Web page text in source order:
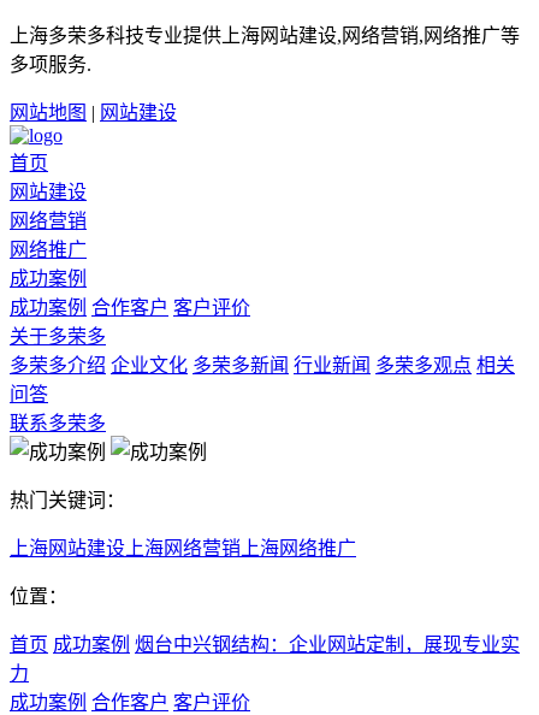
上海多荣多科技专业提供上海网站建设,网络营销,网络推广等
多项服务.
网站地图 | 网站建设
首页
网站建设
网络营销
网络推广
成功案例
成功案例 合作客户 客户评价
关于多荣多
多荣多介绍 企业文化 多荣多新闻 行业新闻 多荣多观点 相关
问答
联系多荣多
热门关键词：
上海网站建设 上海网络营销 上海网络推广
位置：
首页 成功案例 烟台中兴钢结构：企业网站定制，展现专业实
力
成功案例 合作客户 客户评价